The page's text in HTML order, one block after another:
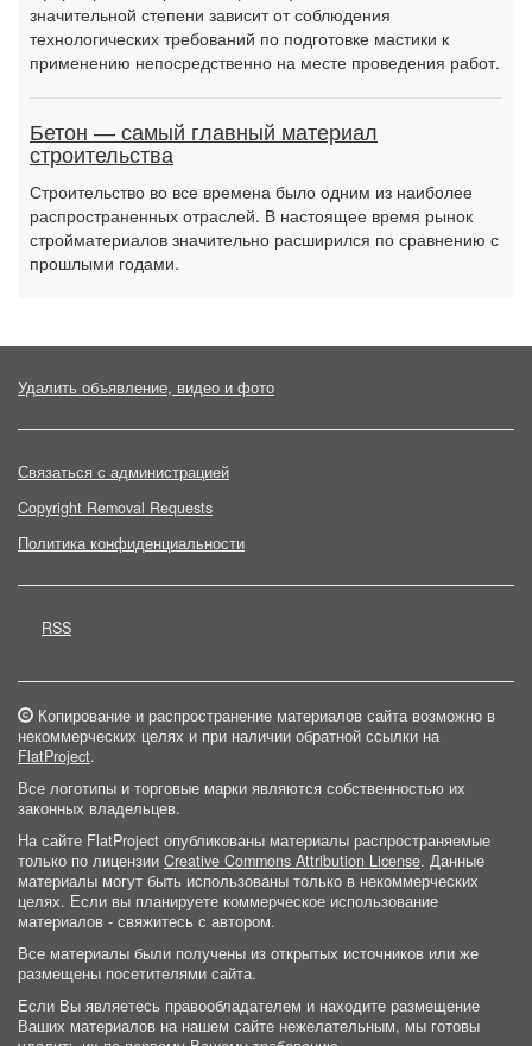
значительной степени зависит от соблюдения
технологических требований по подготовке мастики к
применению непосредственно на месте проведения работ.
Бетон — самый главный материал
строительства
Строительство во все времена было одним из наиболее
распространенных отраслей. В настоящее время рынок
стройматериалов значительно расширился по сравнению с
прошлыми годами.
Удалить объявление, видео и фото
Связаться с администрацией
Copyright Removal Requests
Политика конфиденциальности
RSS
Копирование и распространение материалов сайта возможно в
некоммерческих целях и при наличии обратной ссылки на
FlatProject.
Все логотипы и торговые марки являются собственностью их
законных владельцев.
На сайте FlatProject опубликованы материалы распространяемые
только по лицензии Creative Commons Attribution License. Данные
материалы могут быть использованы только в некоммерческих
целях. Если вы планируете коммерческое использование
материалов - свяжитесь с автором.
Все материалы были получены из открытых источников или же
размещены посетителями сайта.
Если Вы являетесь правообладателем и находите размещение
Ваших материалов на нашем сайте нежелательным, мы готовы